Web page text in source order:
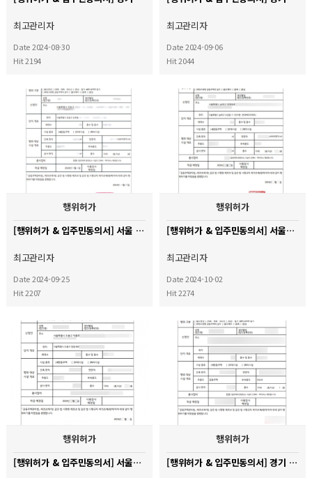
최고관리자
Date 2024-08-30
Hit 2194
최고관리자
Date 2024-09-06
Hit 2044
행위허가
[행위허가 & 입주민동의서] 서울 강동구 신성둔촌미소지움 아파트
최고관리자
Date 2024-09-25
Hit 2207
행위허가
[행위허가 & 입주민동의서] 서울시 송파구 오금동 현대백조아파트
최고관리자
Date 2024-10-02
Hit 2274
행위허가
[행위허가 & 입주민동의서] 서울시 도봉구 창동대우아파트
행위허가
[행위허가 & 입주민동의서] 경기 용인시 기흥구 호반써밋 레이크파크 아파트